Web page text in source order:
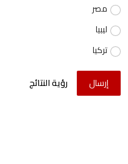
مصر
ليبيا
تركيا
إرسال رؤية النتائج